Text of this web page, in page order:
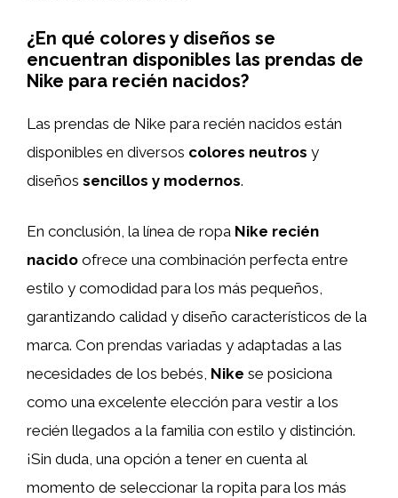
¿En qué colores y diseños se
encuentran disponibles las prendas de
Nike para recién nacidos?
Las prendas de Nike para recién nacidos están
disponibles en diversos colores neutros y
diseños sencillos y modernos.
En conclusión, la línea de ropa Nike recién
nacido ofrece una combinación perfecta entre
estilo y comodidad para los más pequeños,
garantizando calidad y diseño característicos de la
marca. Con prendas variadas y adaptadas a las
necesidades de los bebés, Nike se posiciona
como una excelente elección para vestir a los
recién llegados a la familia con estilo y distinción.
¡Sin duda, una opción a tener en cuenta al
momento de seleccionar la ropita para los más